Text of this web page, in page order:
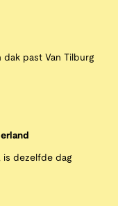
past Van Tilburg
is dezelfde dag